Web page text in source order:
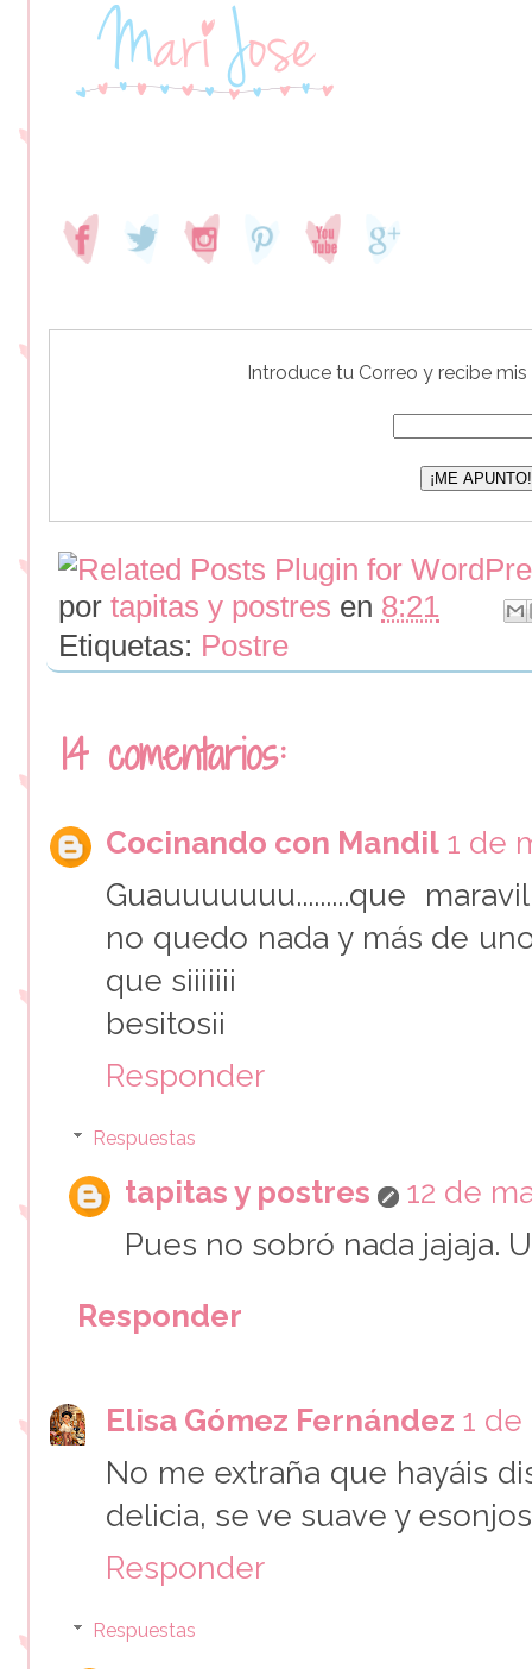
Introduce tu Correo y recibe
por tapitas y postres en 8:21
Etiquetas: Postre
14 comentarios:
Cocinando con Mandil 1 de
Guauuuuuuu.........que
no quedo nada y más de
que siiiii¡¡
besitos¡¡
Responder
Respuestas
tapitas y postres
12 de
Pues no sobró nada jajaja.
Responder
Elisa Gómez Fernández 1 de
No me extraña que hayáis
delicia, se ve suave y
Responder
Respuestas